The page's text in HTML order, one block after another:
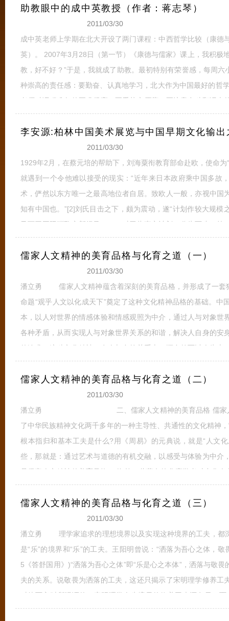
助教眼中的成中英教授（作者：蒋志琴）
2011/03/30
成中英老师上学期在北大开设了两门课程：中西哲学比较（康德
英）。 2007年3月28日（第一节）《康德与儒家》课上，我积极
教，好不好？”于是，我就成了助教。最初特别有荣誉感，每周
种崇高的责任感：要勤奋、认真地学习，北大作为中国最好的哲
老师对课程准备的要求很高：要看英文原著、要注意多种翻译
伽达玛、蒯英等的研究成果；每周要写paper，每节课要提出问
李安源:柏林中国美术展览与中国早期文化输出
2011/03/30
1929年2月，在蔡元培的帮助下，刘海粟衔教育部命赴欧，使命
就遇到一个令他难以接受的现实：“近年来日本政府乘中国多故
术，俨然以东方唯一之最高地位者自居。致欧人一般，亦视中国
知有中国也。”[2]刘氏目击之下，颇为震动，遂“计划作较大规
又可开国际酬酢之新纪录。……对于此事之计划，分为两步：第
第二步与欧洲各国订约交换展览。”[3]刘海粟非常清楚，在西方
持，才可能具有影响力。而对他而言，说 全文
儒家人文精神的美育品格与化育之道（一）
2011/03/30
潘立勇 儒家人文精神蕴含着深刻的美育品格，并形成了一套
命题“观乎人文以化成天下”奠定了这种文化精神品格的基础。中
本，以人对世界的情感体验和情感观照为中介，通过人与对象世
各种矛盾，从而实现人与对象世界关系的和谐，解决人自身的安
的追求。这种文化精神，在人与自然关系上，顺自然而以人为本
本；在人与自我关系上，重体验而以乐为本。“循天道，尚人文”
界以及“崇礼乐，赞化育”的 全文
儒家人文精神的美育品格与化育之道（二）
2011/03/30
潘立勇 二、儒家人文精神的美育品格 儒家人文精
了中华民族精神文化两千多年的一种主导性、共通性的文化精神
根本指归和基本工夫是什么?用《周易》的元典说，就是“人文
些，那就是：通过艺术与道德的有机交融，以感受与体验为中介
是儒家人文精神的美育品格。 海外一些著名的华裔学者对中华
完全一致，但他们对中华人文精神的最基本特色的概括，却是大
内在的或内 全文
儒家人文精神的美育品格与化育之道（三）
2011/03/30
潘立勇 理学家追求的理想境界以及实现这种境界的工夫，都
是“乐”的境界和“乐”的工夫。王阳明曾说：“洒落为吾心之体，
5《答舒国用》)“洒落为吾心之体”即“乐是心之本体”，洒落与敬
夫的关系。说敬畏为洒落的工夫，这还只揭示了宋明理学修养工
对待而言时所强调的；宋明理学人生境界的修养工夫还有另一面
夫，通过“洒落”工夫达到“洒落”的境界。因此，理学家们都非常